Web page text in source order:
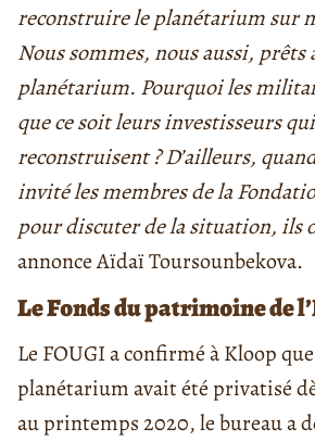
reconstruire le planétarium sur
Nous sommes, nous aussi,
planétarium. Pourquoi les
que ce soit leurs investisseurs
reconstruisent ?D’ailleurs,
invité les membres de la
pour discuter de la situation, ils
annonce Aïdaï Toursounbekova.
Le Fonds du patrimoine de
Le FOUGI a confirmé à Kloop
planétarium avait été privatisé
au printemps 2020, le bureau a